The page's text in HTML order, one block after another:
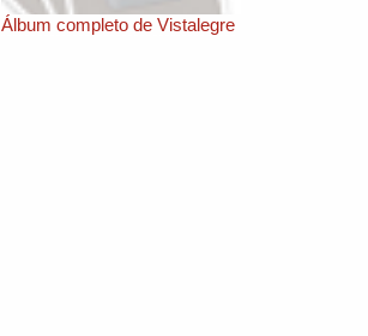
Álbum completo de Vistalegre